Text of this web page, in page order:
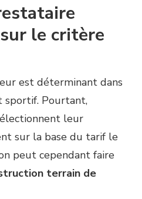
le critère
est déterminant dans
sportif. Pourtant,
leur
sur la base du tarif le
peut cependant faire
terrain de